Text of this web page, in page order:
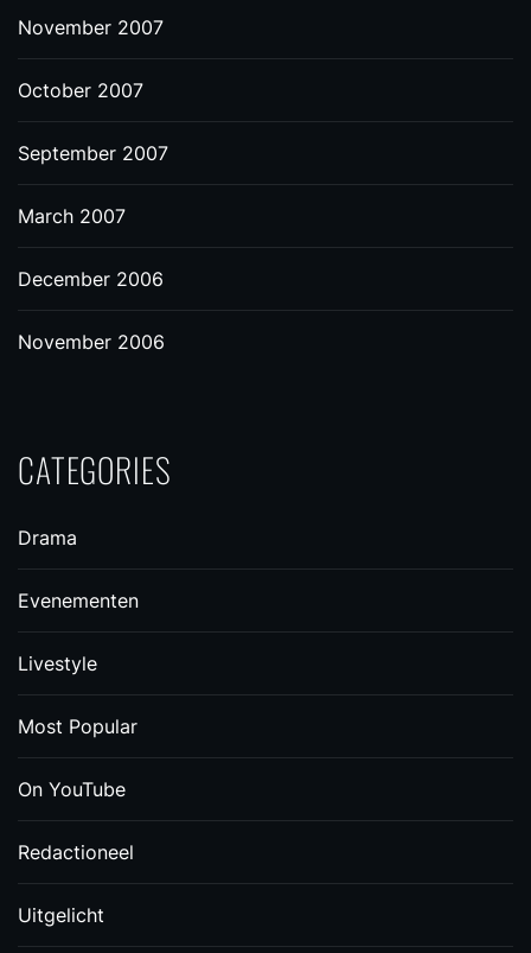
November 2007
October 2007
September 2007
March 2007
December 2006
November 2006
CATEGORIES
Drama
Evenementen
Livestyle
Most Popular
On YouTube
Redactioneel
Uitgelicht